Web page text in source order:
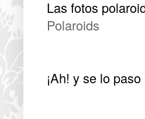
Las fotos
Polaroids
¡Ah! y se lo